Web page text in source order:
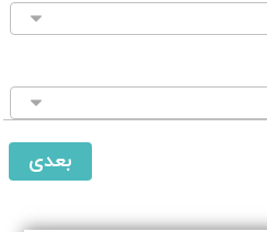
بعدی